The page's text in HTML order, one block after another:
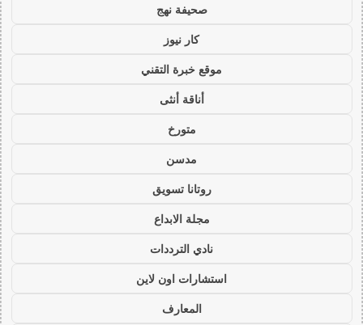
صحيفة نهج
كار نيوز
موقع خبرة التقني
أناقة أنثى
متورخ
مدسن
روتانا تسويق
مجلة الابداع
نادي الترددات
استشارات اون لاين
المعارف